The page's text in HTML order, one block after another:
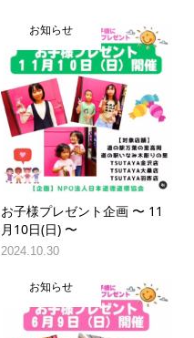
お知らせ
お子様プレゼント企画 〜 11
月10日(日) 〜
2024.10.30
お知らせ